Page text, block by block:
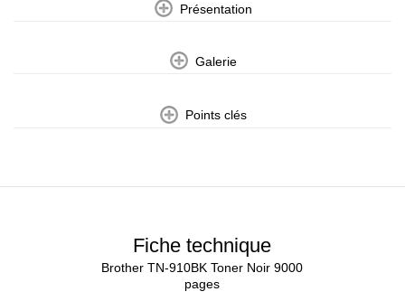
Présentation
Galerie
Points clés
Fiche technique
Brother TN-910BK Toner Noir 9000
pages